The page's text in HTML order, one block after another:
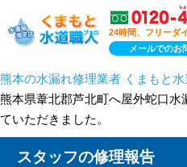
24時間、フリーダ
メールでのお
熊本の水漏れ修理業者 くまもと水
熊本県葦北郡芦北町へ屋外蛇口
ていただきました。
スタッフの修理報告